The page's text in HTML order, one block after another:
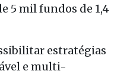
5 mil fundos de 1,4
estratégias
e multi-